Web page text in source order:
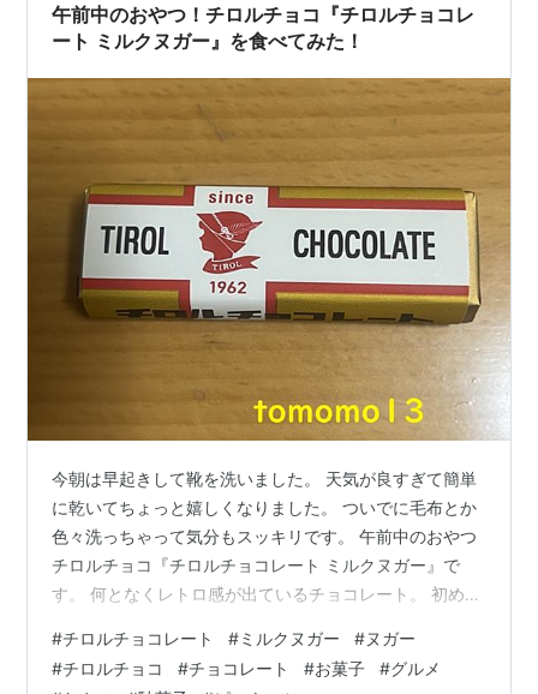
…
午前中のおやつ！チロルチョコ『チロルチョコレ
ート ミルクヌガー』を食べてみた！
今朝は早起きして靴を洗いました。 天気が良すぎて簡単
に乾いてちょっと嬉しくなりました。 ついでに毛布とか
色々洗っちゃって気分もスッキリです。 午前中のおやつ
チロルチョコ『チロルチョコレート ミルクヌガー』で
す。 何となくレトロ感が出ているチョコレート。 初めて
アな気がする。 リンク 『チロルチョコレート ミルクヌ
ガー』は誕生から60年以上愛され続けているチロルチョ
#チロルチョコレート #ミルクヌガー #ヌガー
#チロルチョコ #チョコレート #お菓子 #グルメ